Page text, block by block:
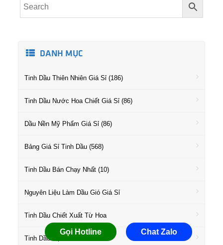
DANH MỤC
Tinh Dầu Thiên Nhiên Giá Sỉ (186)
Tinh Dầu Nước Hoa Chiết Giá Sỉ (86)
Dầu Nền Mỹ Phẩm Giá Sỉ (86)
Bảng Giá Sỉ Tinh Dầu (568)
Tinh Dầu Bán Chạy Nhất (10)
Nguyên Liệu Làm Dầu Gió Giá Sỉ
Tinh Dầu Chiết Xuất Từ Hoa
Tinh Dầu Họ Gỗ Giá Sỉ
Gọi Hotline Chat Zalo